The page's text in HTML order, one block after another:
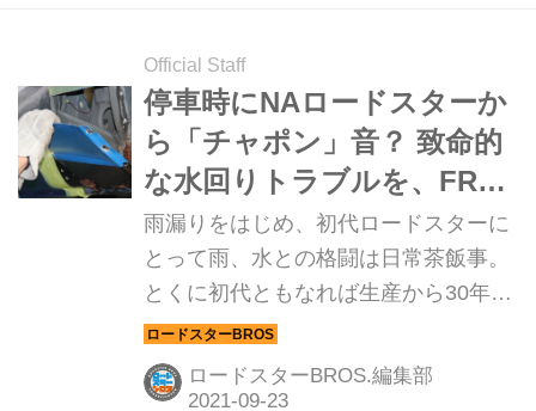
Official Staff
停車時にNAロードスターか
ら「チャポン」音？ 致命的
な水回りトラブルを、FRP
でスパッと解決
雨漏りをはじめ、初代ロードスターに
とって雨、水との格闘は日常茶飯事。
とくに初代ともなれば生産から30年以
上も経過しているので、深刻なトラブ
ルも発生してくる。その中でも「サイ
ドシル」のサビは厄介だ。これをキレ
ロードスターBROS.編集部